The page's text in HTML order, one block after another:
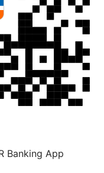
Banking App